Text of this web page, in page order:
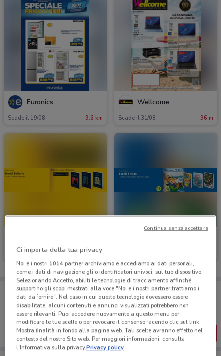
Euronics
Scade il 19/08 9.6 km
Wellcome
Scade il 31/08 96 m
Scade il 31/08 116 m
Porta DoveConviene sempre con te!
Puoi trovare le migliori offerte dei negozi vicino a te,
salvarle e creare la tua lista del risparmio, comodamente
dal tuo cellulare.
SCARICA L’APP
Ci importa della tua privacy
Noi e i nostri 1014partner archiviamo e accediamo ai dati personali,
come i dati di navigazione gli o identificatori univoci, sul tuo dispositivo.
Selezionando Accetto, abiliti le tecnologie di tracciamento affinché
supportino gli scopi mostrati alla voce "Noi e i nostri partner trattiamo i
dati da fornire". Nel caso in cui queste tecnologie dovessero essere
disabilitate, alcuni contenuti e annunci visualizzati potrebbero non
essere rilevanti. Puoi accedere nuovamente a questo menu per
modificare le tue scelte o per revocare il consenso facendo clic sul link
Mostra finalità in fondo alla pagina web. Tali scelte avranno effetto nel
contesto del nostro Sito web. Per maggiori informazioni, consulta
l'Informativa sulla privacy.Privacy policy
Continua senza accettare